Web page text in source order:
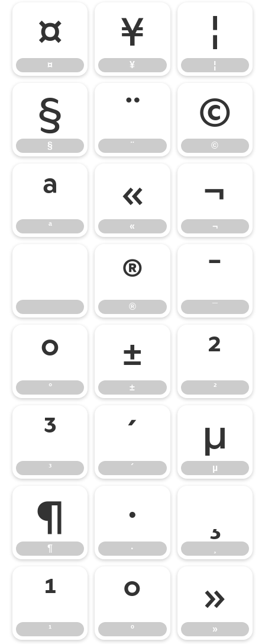
¤
¤
¥
¥
¦
¦
§
§
¨
¨
©
©
ª
ª
«
«
¬
¬
®
®
¯
¯
°
°
±
±
²
²
³
³
´
´
µ
µ
¶
¶
·
·
¹
¹
º
º
»
»